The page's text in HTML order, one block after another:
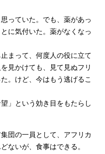
っていた。でも、薬があっ
に気付いた。薬がなくなっ
まって、何度人の役に立て
見かけても、見て見ぬフリ
。けど、今はもう逃げるこ
」という効き目をもたらし
団の一員として、アフリカ
ないが、食事はできる。